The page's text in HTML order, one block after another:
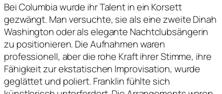
Bei Columbia wurde ihr Talent in ein Korsett
gezwängt. Man versuchte, sie als eine zweite Dinah
Washington oder als elegante Nachtclubsängerin
zu positionieren. Die Aufnahmen waren
professionell, aber die rohe Kraft ihrer Stimme, ihre
Fähigkeit zur ekstatischen Improvisation, wurde
geglättet und poliert. Franklin fühlte sich